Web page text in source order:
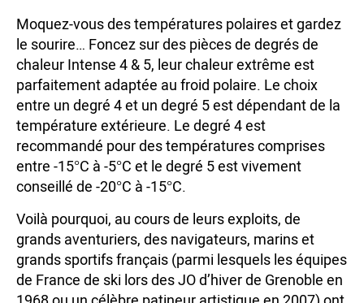
Moquez-vous des températures polaires et gardez
le sourire… Foncez sur des pièces de degrés de
chaleur Intense 4 & 5, leur chaleur extrême est
parfaitement adaptée au froid polaire. Le choix
entre un degré 4 et un degré 5 est dépendant de la
température extérieure. Le degré 4 est
recommandé pour des températures comprises
entre -15°C à -5°C et le degré 5 est vivement
conseillé de -20°C à -15°C.
Voilà pourquoi, au cours de leurs exploits, de
grands aventuriers, des navigateurs, marins et
grands sportifs français (parmi lesquels les équipes
de France de ski lors des JO d’hiver de Grenoble en